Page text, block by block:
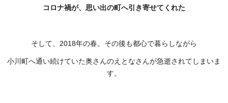
コロナ禍が、思い出の町へ引き寄せてくれた
そして、2018年の春。その後も都心で暮らしながら
小川町へ通い続けていた奥さんのえとなさんが急逝されてしまいま
す。